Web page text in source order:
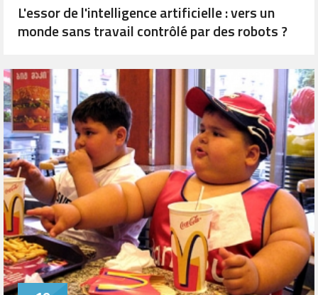
L'essor de l'intelligence artificielle : vers un
monde sans travail contrôlé par des robots ?